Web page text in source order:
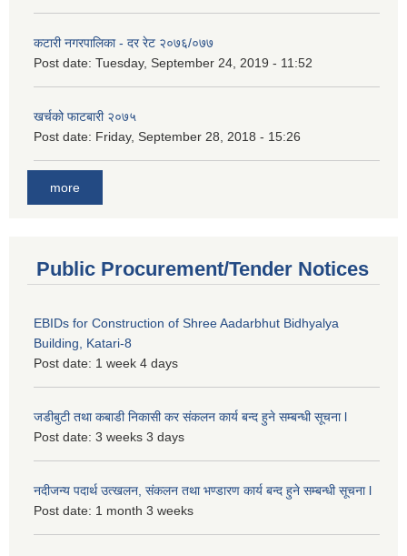
कटारी नगरपालिका - दर रेट २०७६/०७७
Post date: Tuesday, September 24, 2019 - 11:52
खर्चको फाटबारी २०७५
Post date: Friday, September 28, 2018 - 15:26
more
Public Procurement/Tender Notices
EBIDs for Construction of Shree Aadarbhut Bidhyalya
Building, Katari-8
Post date: 1 week 4 days
जडीबुटी तथा कबाडी निकासी कर संकलन कार्य बन्द हुने सम्बन्धी सूचना l
Post date: 3 weeks 3 days
नदीजन्य पदार्थ उत्खलन, संकलन तथा भण्डारण कार्य बन्द हुने सम्बन्धी सूचना l
Post date: 1 month 3 weeks